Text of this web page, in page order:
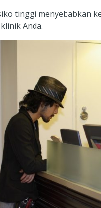
tinggi menyebabkan
Anda.